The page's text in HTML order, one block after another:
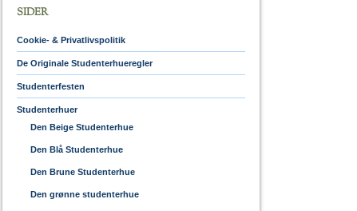
SIDER
Cookie- & Privatlivspolitik
De Originale Studenterhueregler
Studenterfesten
Studenterhuer
Den Beige Studenterhue
Den Blå Studenterhue
Den Brune Studenterhue
Den grønne studenterhue